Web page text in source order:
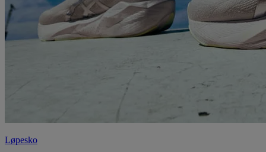
Løpesko